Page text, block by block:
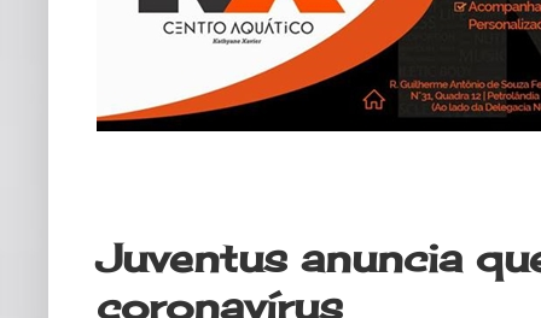
Juventus anuncia
coronavírus